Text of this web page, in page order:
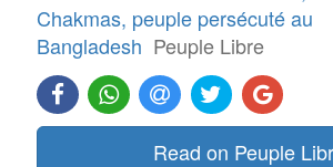
Chakmas, peuple persécuté au
Bangladesh Peuple Libre
Read on Peuple